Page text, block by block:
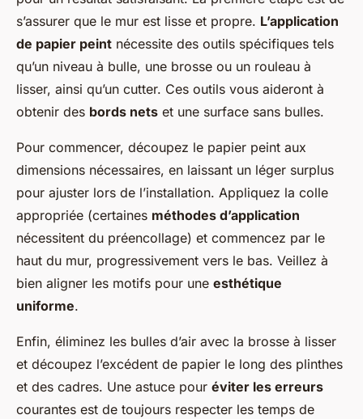
s’assurer que le mur est lisse et propre. L’application
de papier peint nécessite des outils spécifiques tels
qu’un niveau à bulle, une brosse ou un rouleau à
lisser, ainsi qu’un cutter. Ces outils vous aideront à
obtenir des bords nets et une surface sans bulles.
Pour commencer, découpez le papier peint aux
dimensions nécessaires, en laissant un léger surplus
pour ajuster lors de l’installation. Appliquez la colle
appropriée (certaines méthodes d’application
nécessitent du préencollage) et commencez par le
haut du mur, progressivement vers le bas. Veillez à
bien aligner les motifs pour une esthétique
uniforme.
Enfin, éliminez les bulles d’air avec la brosse à lisser
et découpez l’excédent de papier le long des plinthes
et des cadres. Une astuce pour éviter les erreurs
courantes est de toujours respecter les temps de